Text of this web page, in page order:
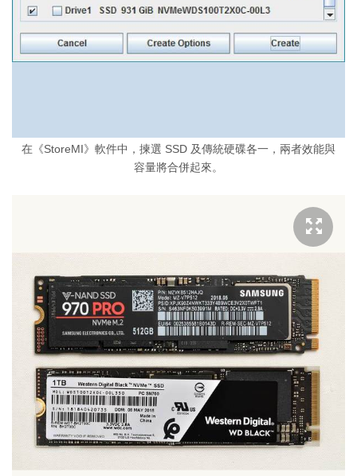
在《StoreMI》軟件中，揀選 SSD 及傳統硬碟各一，兩者效能與
容量將合併起來。